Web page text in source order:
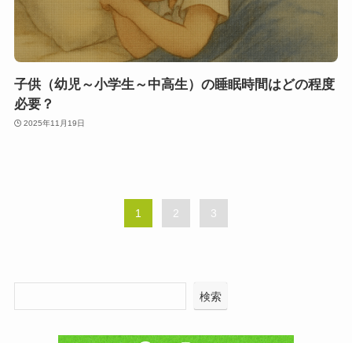
子供（幼児～小学生～中高生）の睡眠時間はどの程度
必要？
2025年11月19日
1 2 3
検索